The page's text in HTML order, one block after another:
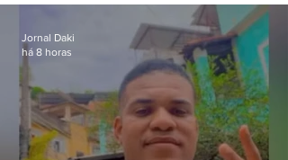
crianças
Jornal Daki
há 8 horas